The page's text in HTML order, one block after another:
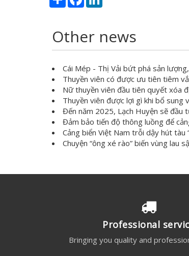
Other news
Cái Mép - Thị Vải bứt phá sản
Thuyền viên có được ưu tiên tiêm
Nữ thuyền viên đầu tiên quyết xóa
Thuyền viên được lợi gì khi bổ sung
Đến năm 2025, Lạch Huyện sẽ đầu
Đảm bảo tiến độ thông luồng để
Cảng biển Việt Nam trỗi dậy hút tàu
Chuyện “ông xé rào” biến vùng lau
Professional
Bringing you quality and